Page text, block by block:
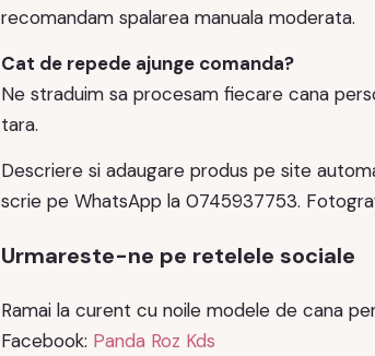
recomandam spalarea manuala moderata.
Cat de repede ajunge comanda?
Ne straduim sa procesam fiecare cana
tara.
Descriere si adaugare produs pe site
scrie pe WhatsApp la 0745937753.
Urmareste-ne pe retelele sociale
Ramai la curent cu noile modele de cana
Facebook: Panda Roz Kds